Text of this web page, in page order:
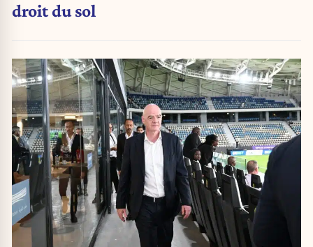
droit du sol